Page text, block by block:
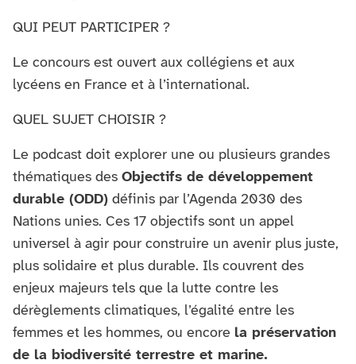
QUI PEUT PARTICIPER ?
Le concours est ouvert aux collégiens et aux
lycéens en France et à l’international.
QUEL SUJET CHOISIR ?
Le podcast doit explorer une ou plusieurs grandes
thématiques des Objectifs de développement
durable (ODD) définis par l’Agenda 2030 des
Nations unies. Ces 17 objectifs sont un appel
universel à agir pour construire un avenir plus juste,
plus solidaire et plus durable. Ils couvrent des
enjeux majeurs tels que la lutte contre les
dérèglements climatiques, l’égalité entre les
femmes et les hommes, ou encore la préservation
de la biodiversité terrestre et marine.